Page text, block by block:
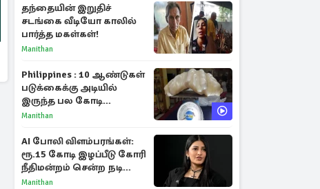
காந்தி
தந்தையின் இறுதிச்
சடங்கை வீடியோ காலில்
பார்த்த மகள்கள்!
Manithan
Philippines : 10 ஆண்டுகள்
படுக்கைக்கு அடியில்
இருந்த பல கோடி
மதிப்புள்ள அரிய முத்து!
Manithan
AI போலி விளம்பரங்கள்:
ரூ.15 கோடி இழப்பீடு கோரி
நீதிமன்றம் சென்ற நடிகை
ஸ்ருதி ஹாசன்!
Manithan